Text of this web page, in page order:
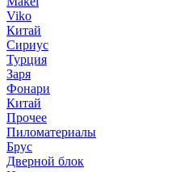
Viko
Китай
Сириус
Турция
Заря
Фонари
Китай
Прочее
Пиломатериалы
Брус
Дверной блок